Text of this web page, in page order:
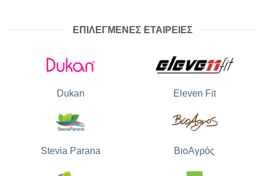
ΕΠΙΛΕΓΜΕΝΕΣ ΕΤΑΙΡΕΙΕΣ
Dukan Eleven Fit
Stevia Parana ΒιοΑγρός